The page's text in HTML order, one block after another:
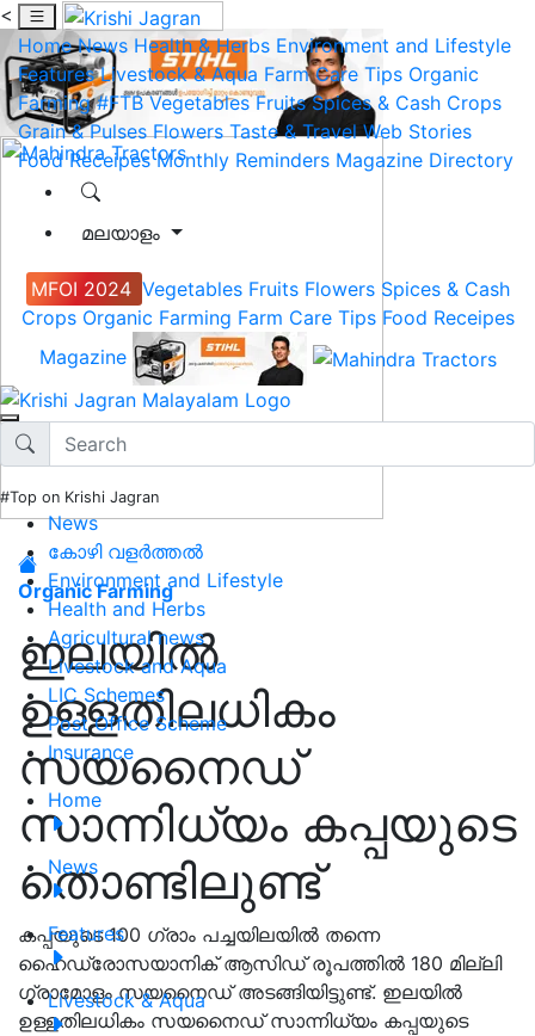
<
Home News Health & Herbs Environment and Lifestyle
Features Livestock & Aqua Farm Care Tips Organic
Farming #FTB Vegetables Fruits Spices & Cash Crops
Grain & Pulses Flowers Taste & Travel Web Stories
Food Receipes Monthly Reminders Magazine Directory
മലയാളം
MFOI 2024 Vegetables Fruits Flowers Spices & Cash
Crops Organic Farming Farm Care Tips Food Receipes
Magazine
#Top on Krishi Jagran
News
കോഴി വളർത്തൽ
Environment and Lifestyle
Health and Herbs
Agricultural news
Livestock and Aqua
LIC Schemes
Post Office Scheme
Insurance
Home
News
Features
Livestock & Aqua
Organic Farming
ഇലയിൽ
ഉള്ളതിലധികം
സയനൈഡ്
സാന്നിധ്യം കപ്പയുടെ
തൊണ്ടിലുണ്ട്
കപ്പയുടെ 100 ഗ്രാം പച്ചയിലയിൽ തന്നെ
ഹൈഡ്രോസയാനിക് ആസിഡ് രൂപത്തിൽ 180 മില്ലി
ഗ്രാമോളം സയനൈഡ് അടങ്ങിയിട്ടുണ്ട്. ഇലയിൽ
ഉള്ളതിലധികം സയനൈഡ് സാന്നിധ്യം കപ്പയുടെ